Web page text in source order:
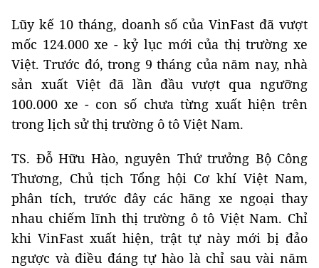
Lũy kế 10 tháng, doanh số của VinFast đã vượt
mốc 124.000 xe - kỷ lục mới của thị trường xe
Việt. Trước đó, trong 9 tháng của năm nay, nhà
sản xuất Việt đã lần đầu vượt qua ngưỡng
100.000 xe - con số chưa từng xuất hiện trên
trong lịch sử thị trường ô tô Việt Nam.
TS. Đỗ Hữu Hào, nguyên Thứ trưởng Bộ Công
Thương, Chủ tịch Tổng hội Cơ khí Việt Nam,
phân tích, trước đây các hãng xe ngoại thay
nhau chiếm lĩnh thị trường ô tô Việt Nam. Chỉ
khi VinFast xuất hiện, trật tự này mới bị đảo
ngược và điều đáng tự hào là chỉ sau vài năm